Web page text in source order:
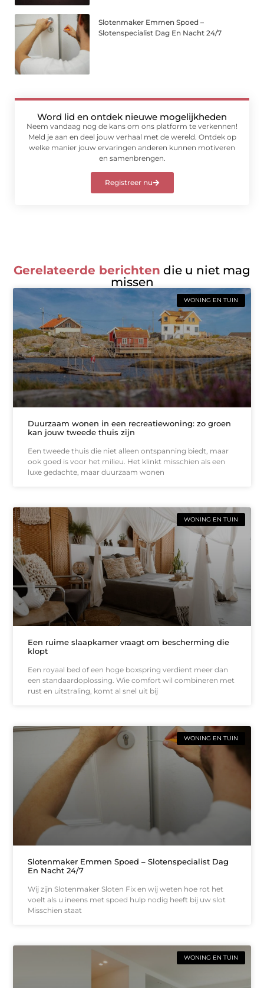
Slotenmaker Emmen Spoed –
Slotenspecialist Dag En Nacht 24/7
Word lid en ontdek nieuwe mogelijkheden
Neem vandaag nog de kans om ons platform te verkennen!
Meld je aan en deel jouw verhaal met de wereld. Ontdek op
welke manier jouw ervaringen anderen kunnen motiveren
en samenbrengen.
Registreer nu
Gerelateerde berichten die u niet mag
missen
WONING EN TUIN
Duurzaam wonen in een recreatiewoning: zo groen
kan jouw tweede thuis zijn
Een tweede thuis die niet alleen ontspanning biedt, maar
ook goed is voor het milieu. Het klinkt misschien als een
luxe gedachte, maar duurzaam wonen
WONING EN TUIN
Een ruime slaapkamer vraagt om bescherming die
klopt
Een royaal bed of een hoge boxspring verdient meer dan
een standaardoplossing. Wie comfort wil combineren met
rust en uitstraling, komt al snel uit bij
WONING EN TUIN
Slotenmaker Emmen Spoed – Slotenspecialist Dag
En Nacht 24/7
Wij zijn Slotenmaker Sloten Fix en wij weten hoe rot het
voelt als u ineens met spoed hulp nodig heeft bij uw slot
Misschien staat
WONING EN TUIN